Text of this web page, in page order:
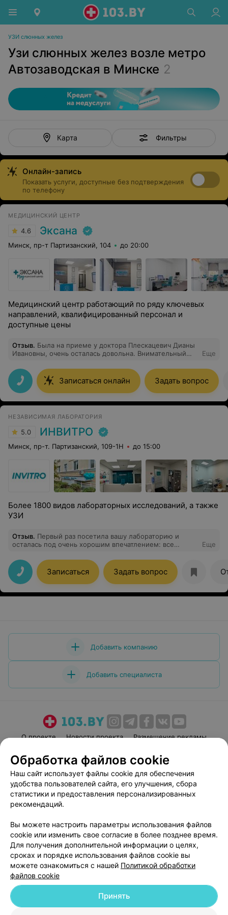
УЗИ слюнных желез
Узи слюнных желез возле метро
Автозаводская в Минске 2
Карта Фильтры
Онлайн-запись
Показать услуги, доступные без подтверждения
по телефону
МЕДИЦИНСКИЙ ЦЕНТР
4.6 Эксана
Минск, пр-т Партизанский, 104 до 20:00
Медицинский центр работающий по ряду ключевых
направлений, квалифицированный персонал и
доступные цены
Отзыв. Была на приеме у доктора Плескацевич Дианы
Ивановны, очень осталась довольна. Внимательный
Еще
Записаться онлайн Задать вопрос
НЕЗАВИСИМАЯ ЛАБОРАТОРИЯ
5.0 ИНВИТРО
Минск, пр-т. Партизанский, 109-1Н до 15:00
Более 1800 видов лабораторных исследований, а также
УЗИ
Отзыв. Первый раз посетила вашу лабораторию и
осталась под очень хорошим впечатлением: все
крови быстрое и безболезненное. Ещё и кофе
напоили. Обязательно вернусь ещё!
Еще
Записаться Задать вопрос
Добавить компанию
Добавить специалиста
О проекте Новости проекта
Размещение рекламы
Пользовательское соглашение
Способы оплаты
Вакансии
Партнеры
Написать руководителю 103.by
Персональные настройки cookie
Обработка персональных данных
© 2026 ООО «Артокс Лаб», УНП 191700409| 220012, Республика Беларусь,
Обработка файлов cookie
Наш сайт использует файлы cookie для обеспечения
удобства пользователей сайта, его улучшения, сбора
статистики и предоставления персонализированных
рекомендаций.
Вы можете настроить параметры использования файлов
cookie или изменить свое согласие в более позднее время.
Для получения дополнительной информации о целях,
сроках и порядке использования файлов cookie вы
можете ознакомиться с нашей Политикой обработки
файлов cookie
Принять